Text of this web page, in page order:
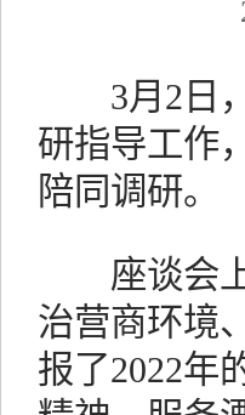
3月2日，
研指导工作
陪同调研。
座谈会上
治营商环境
报了2022年